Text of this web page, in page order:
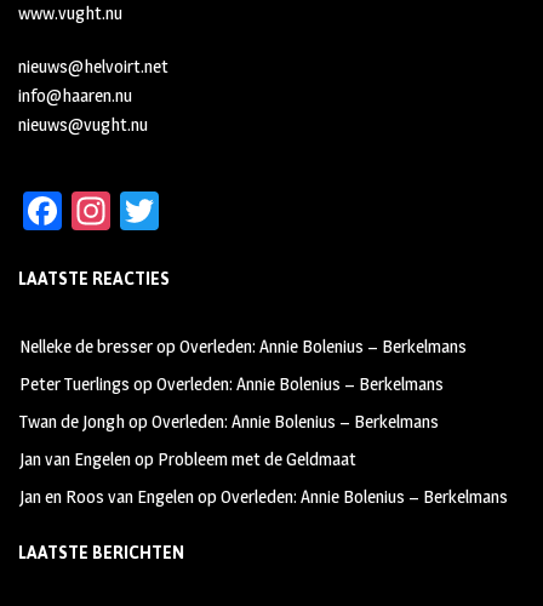
www.vught.nu
nieuws@helvoirt.net
info@haaren.nu
nieuws@vught.nu
Fa
b
oo
k
In
ag
m
tt
LAATSTE REACTIES
Nelleke de bresseropOverleden: Annie Bolenius – Berkelmans
Peter Tuerlings opOverleden: Annie Bolenius – Berkelmans
Twan de JonghopOverleden: Annie Bolenius – Berkelmans
Jan van Engelenop Probleem met de Geldmaat
Jan en Roos van EngelenopOverleden: Annie Bolenius – Berkelmans
LAATSTE BERICHTEN